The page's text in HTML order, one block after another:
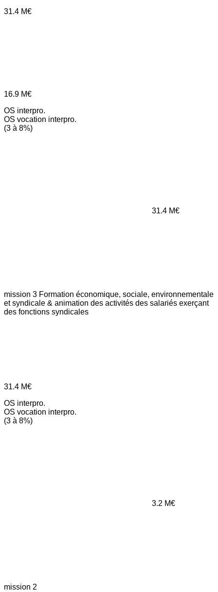
31.4 M€
16.9 M€
OS interpro.
OS vocation interpro.
(3 à 8%)
31.4 M€
mission 3 Formation économique, sociale, environnementale
et syndicale & animation des activités des salariés exerçant
des fonctions syndicales
31.4 M€
OS interpro.
OS vocation interpro.
(3 à 8%)
3.2 M€
mission 2